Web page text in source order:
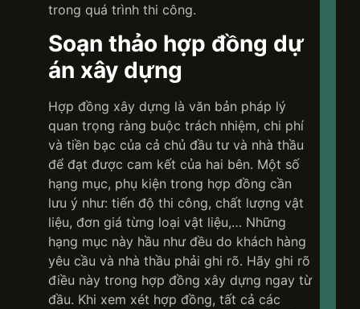
trong quá trình thi công.
Soạn thảo hợp đồng dự
án xây dựng
Hợp đồng xây dựng là văn bản pháp lý
quan trọng ràng buộc trách nhiệm, chi phí
và tiền bạc của cả chủ đầu tư và nhà thầu
để đạt được cam kết của hai bên. Một số
hạng mục, phụ kiện trong hợp đồng cần
lưu ý như: tiến độ thi công, chất lượng vật
liệu, đơn giá từng loại vật liệu,… Những
hạng mục này hầu như đều do khách hàng
yêu cầu và nhà thầu phải ghi rõ. Hãy ghi rõ
điều này trong hợp đồng xây dựng ngay từ
đầu. Khi xem xét hợp đồng, tất cả các